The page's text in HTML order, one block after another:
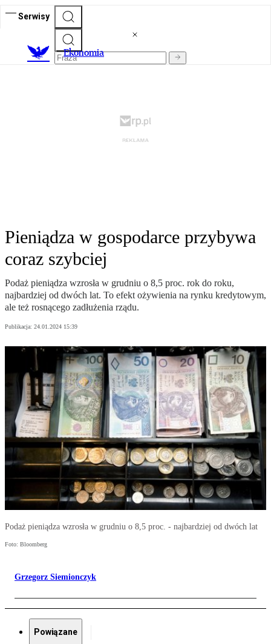
Serwisy
Ekonomia
Pieniądza w gospodarce przybywa
coraz szybciej
Podaż pieniądza wzrosła w grudniu o 8,5 proc. rok do roku,
najbardziej od dwóch lat. To efekt ożywienia na rynku kredytowym,
ale też rosnącego zadłużenia rządu.
Publikacja: 24.01.2024 15:39
Podaż pieniądza wzrosła w grudniu o 8,5 proc. - najbardziej od dwóch lat
Foto: Bloomberg
Grzegorz Siemionczyk
Powiązane